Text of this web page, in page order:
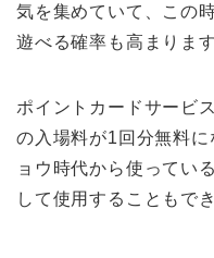
気を集めていて、この
遊べる確率も高まります
ポイントカードサービ
の入場料が1回分無料
ョウ時代から使ってい
して使用することもで